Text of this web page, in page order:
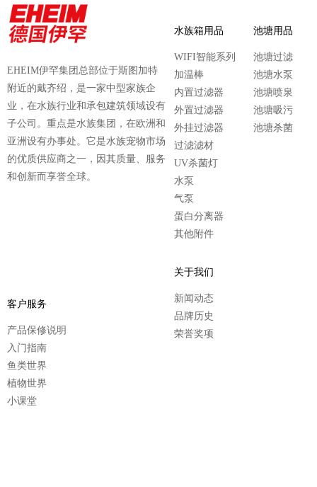
EHEIM伊罕集团总部位于斯图加特
附近的戴齐绍，是一家中型家族企
业，在水族行业和承包建筑领域设有
子公司。重点是水族集团，在欧洲和
亚洲设有办事处。它是水族宠物市场
的优质供应商之一，因其质量、服务
和创新而享誉全球。
水族箱用品
WIFI智能系列
加温棒
内置过滤器
外置过滤器
外挂过滤器
过滤滤材
UV杀菌灯
水泵
气泵
蛋白分离器
其他附件
池塘用品
池塘过滤
池塘水泵
池塘喷泉
池塘吸污
池塘杀菌
客户服务
产品保修说明
入门指南
鱼类世界
植物世界
小课堂
关于我们
新闻动态
品牌历史
荣誉奖项